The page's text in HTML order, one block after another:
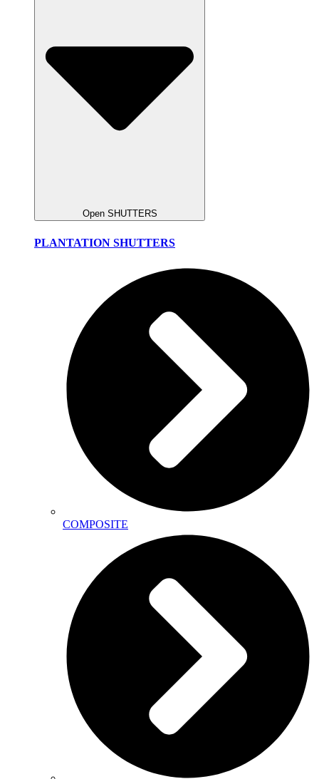
Open SHUTTERS
PLANTATION SHUTTERS
COMPOSITE